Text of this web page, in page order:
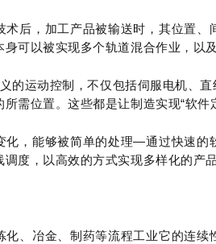
术后，加工产品被输送时，其位置
身可以被实现多个轨道混合作业，
的运动控制，不仅包括伺服电机、
需位置。这些都是让制造实现“软件
化，能够被简单的处理—通过快速
度，以高效的方式实现多样化的产
化、冶金、制药等流程工业它的连